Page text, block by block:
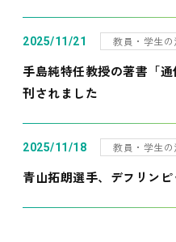
2025/11/21 教員・学生の
手島純特任教授の著書「
刊されました
2025/11/18 教員・学生の
青山拓朗選手、デフリン